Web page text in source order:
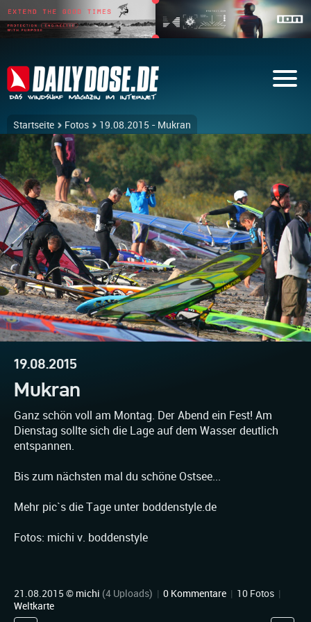
Startseite Fotos 19.08.2015 - Mukran
19.08.2015
Mukran
Ganz schön voll am Montag. Der Abend ein Fest! Am
Dienstag sollte sich die Lage auf dem Wasser deutlich
entspannen.
Bis zum nächsten mal du schöne Ostsee...
Mehr pic`s die Tage unter boddenstyle.de
Fotos: michi v. boddenstyle
21.08.2015 © michi (4 Uploads) | 0 Kommentare | 10 Fotos |
Weltkarte